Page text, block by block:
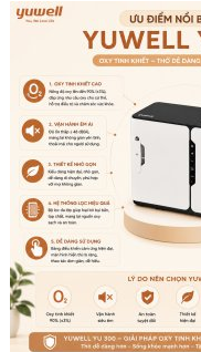
Hệ thống lọc nhiều lớp
Cảnh báo thông minh
Tiết kiệm điện năng và
Thương hiệu Yuwell
dùng.